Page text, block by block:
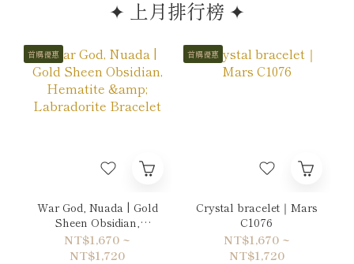
✦ 上月排行榜 ✦
首購優惠
War God, Nuada | Gold
Sheen Obsidian,
Hematite & Labradorite
Bracelet
NT$1,670 ~
NT$1,720
首購優惠
Crystal bracelet｜Mars
C1076
NT$1,670 ~
NT$1,720